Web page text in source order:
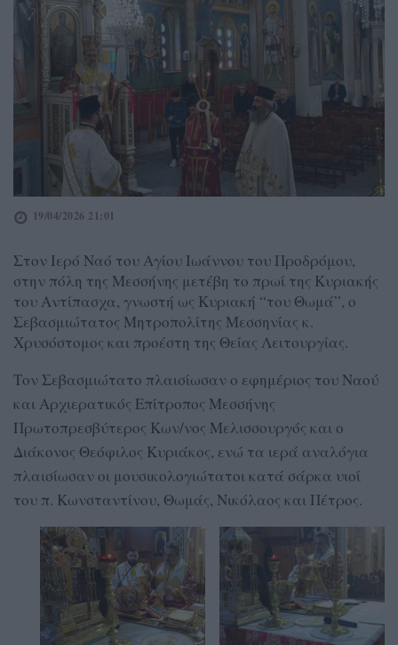
19/04/2026 21:01
Στον Ιερό Ναό του Αγίου Ιωάννου του Προδρόμου,
στην πόλη της Μεσσήνης μετέβη το πρωί της Κυριακής
του Αντίπασχα, γνωστή ως Κυριακή “του Θωμά”, ο
Σεβασμιώτατος Μητροπολίτης Μεσσηνίας κ.
Χρυσόστομος και προέστη της Θείας Λειτουργίας.
Τον Σεβασμιώτατο πλαισίωσαν ο εφημέριος του Ναού
και Αρχιερατικός Επίτροπος Μεσσήνης
Πρωτοπρεσβύτερος Κων/νος Μελισσουργός και ο
Διάκονος Θεόφιλος Κυριάκος, ενώ τα ιερά αναλόγια
πλαισίωσαν οι μουσικολογιώτατοι κατά σάρκα υιοί
του π. Κωνσταντίνου, Θωμάς, Νικόλαος και Πέτρος.